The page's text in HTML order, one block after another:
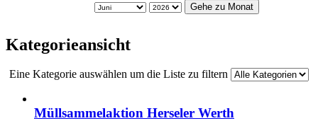
Gehe zu Monat
Kategorieansicht
Eine Kategorie auswählen um die Liste zu filtern
Müllsammelaktion Herseler Werth